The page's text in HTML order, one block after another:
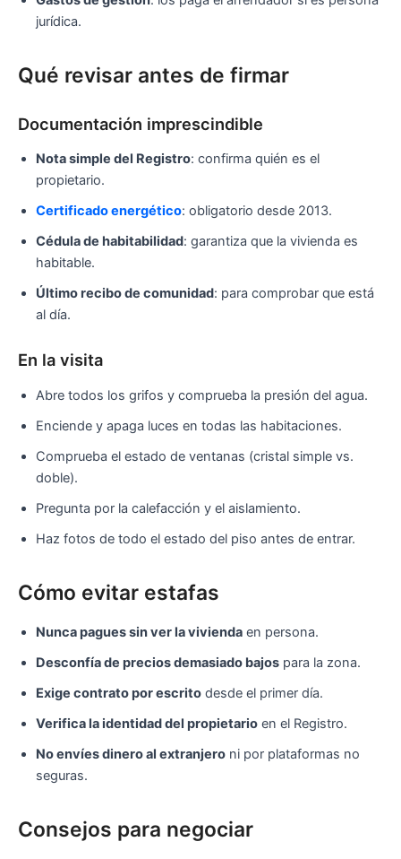
jurídica.
Qué revisar antes de firmar
Documentación imprescindible
Nota simple del Registro: confirma quién es el
propietario.
Certificado energético: obligatorio desde 2013.
Cédula de habitabilidad: garantiza que la vivienda es
habitable.
Último recibo de comunidad: para comprobar que está
al día.
En la visita
Abre todos los grifos y comprueba la presión del agua.
Enciende y apaga luces en todas las habitaciones.
Comprueba el estado de ventanas (cristal simple vs.
doble).
Pregunta por la calefacción y el aislamiento.
Haz fotos de todo el estado del piso antes de entrar.
Cómo evitar estafas
Nunca pagues sin ver la vivienda en persona.
Desconfía de precios demasiado bajos para la zona.
Exige contrato por escrito desde el primer día.
Verifica la identidad del propietario en el Registro.
No envíes dinero al extranjero ni por plataformas no
seguras.
Consejos para negociar